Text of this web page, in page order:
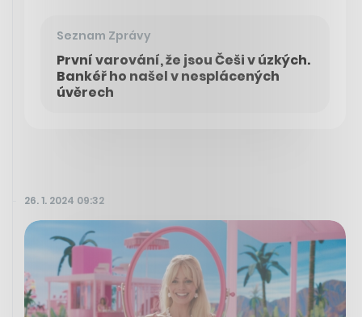
Seznam Zprávy
První varování, že jsou Češi v úzkých.
Bankéř ho našel v nesplácených
úvěrech
26. 1. 2024 09:32